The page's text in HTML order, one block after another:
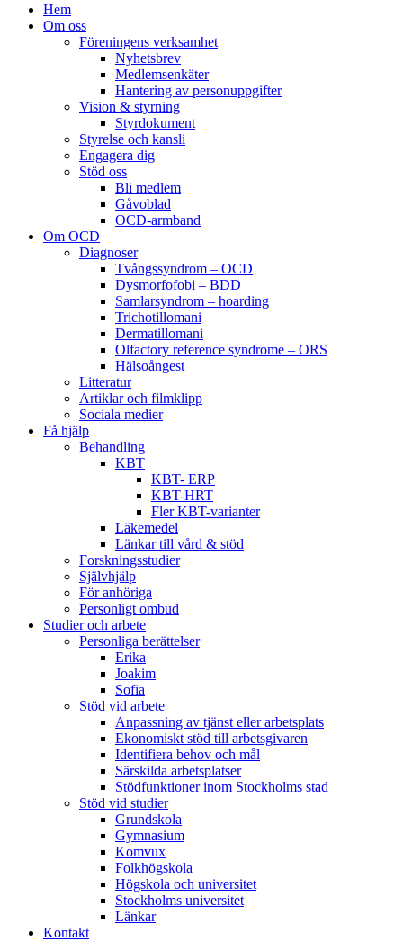
Hem
Om oss
Föreningens verksamhet
Nyhetsbrev
Medlemsenkäter
Hantering av personuppgifter
Vision & styrning
Styrdokument
Styrelse och kansli
Engagera dig
Stöd oss
Bli medlem
Gåvoblad
OCD-armband
Om OCD
Diagnoser
Tvångssyndrom – OCD
Dysmorfofobi – BDD
Samlarsyndrom – hoarding
Trichotillomani
Dermatillomani
Olfactory reference syndrome – ORS
Hälsoångest
Litteratur
Artiklar och filmklipp
Sociala medier
Få hjälp
Behandling
KBT
KBT- ERP
KBT-HRT
Fler KBT-varianter
Läkemedel
Länkar till vård & stöd
Forskningsstudier
Självhjälp
För anhöriga
Personligt ombud
Studier och arbete
Personliga berättelser
Erika
Joakim
Sofia
Stöd vid arbete
Anpassning av tjänst eller arbetsplats
Ekonomiskt stöd till arbetsgivaren
Identifiera behov och mål
Särskilda arbetsplatser
Stödfunktioner inom Stockholms stad
Stöd vid studier
Grundskola
Gymnasium
Komvux
Folkhögskola
Högskola och universitet
Stockholms universitet
Länkar
Kontakt